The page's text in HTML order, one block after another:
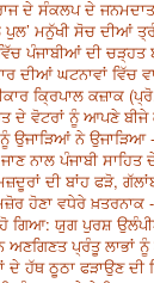
ਦੇ ਸੰਕਲਪ ਦੇ
ਪੁਲ’ ਮਨੁੱਖੀ ਸੋਚ ਦੀਆਂ
ਪੰਜਾਬੀਆਂ ਦੀ ਚੜ੍ਹਤ
ਦੀਆਂ ਘਟਨਾਵਾਂ ਵਿੱਚ
ਕ੍ਰਿਪਾਲ ਕਜ਼ਾਕ
ਦੇ ਵੋਟਰਾਂ ਨੂੰ ਆਪਣੇ
ਉਜਾੜਿਆਂ ਨੇ ਉਜਾੜਿਆ
ਨਾਲ ਪੰਜਾਬੀ
ਦੀ ਬਾਂਹ ਫੜੋ,
ਹੋਣਾ ਵਧੇਰੇ
ਹੋ ਗਿਆ: ਯੁਗ ਪੁਰਸ਼
ਪ੍ਰੰਤੂ ਲਾਭਾਂ ਨੂੰ
ਦੇ ਹੱਥ ਠੂਠਾ ਫੜਾਉਣ ਦੀ